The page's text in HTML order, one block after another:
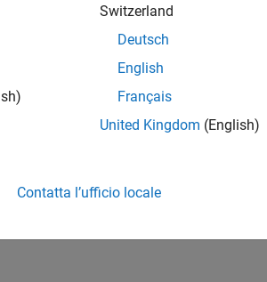
Switzerland
Deutsch
English
Français
United Kingdom (English)
Contatta l’ufficio locale